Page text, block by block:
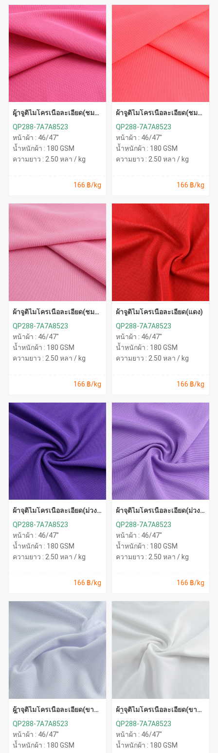
ผ้าจูติไมโครเนื้อละเอียด(ชมพู
QP288-7A7A8523
หน้าผ้า : 46/47"
น้ำหนักผ้า : 180 GSM
ความยาว : 2.50 หลา / kg
166 ฿/kg
ผ้าจูติไมโครเนื้อละเอียด(ชมพู
QP288-7A7A8523
หน้าผ้า : 46/47"
น้ำหนักผ้า : 180 GSM
ความยาว : 2.50 หลา / kg
166 ฿/kg
ผ้าจูติไมโครเนื้อละเอียด(ชมพู
QP288-7A7A8523
หน้าผ้า : 46/47"
น้ำหนักผ้า : 180 GSM
ความยาว : 2.50 หลา / kg
166 ฿/kg
ผ้าจูติไมโครเนื้อละเอียด(แดง)
QP288-7A7A8523
หน้าผ้า : 46/47"
น้ำหนักผ้า : 180 GSM
ความยาว : 2.50 หลา / kg
166 ฿/kg
ผ้าจุติไมโครเนื้อละเอียด(ม่วง
QP288-7A7A8523
หน้าผ้า : 46/47"
น้ำหนักผ้า : 180 GSM
ความยาว : 2.50 หลา / kg
166 ฿/kg
ผ้าจุติไมโครเนื้อละเอียด(ม่วง
QP288-7A7A8523
หน้าผ้า : 46/47"
น้ำหนักผ้า : 180 GSM
ความยาว : 2.50 หลา / kg
166 ฿/kg
ผ้าจุติไมโครเนื้อละเอียด(ขาว
QP288-7A7A8523
หน้าผ้า : 46/47"
น้ำหนักผ้า : 180 GSM
ผ้าจุติไมโครเนื้อละเอียด(ขาว
QP288-7A7A8523
หน้าผ้า : 46/47"
น้ำหนักผ้า : 180 GSM